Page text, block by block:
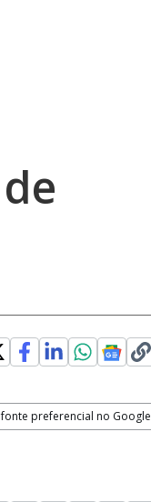
preferencial no Google